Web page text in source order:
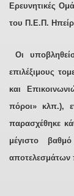
Ερευνητικές
του Π.Ε.Π.
Οι
επιλέξιμους
και
πόροι» κλπ.),
παρασχέθηκε
μέγιστο
αποτελεσμάτων